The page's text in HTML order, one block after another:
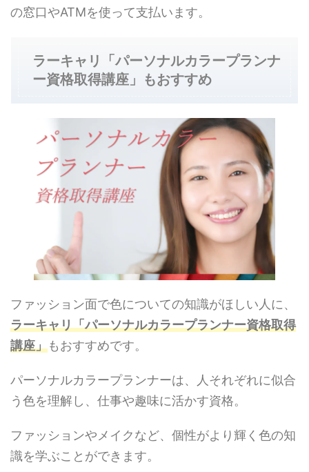
の窓口やATMを使って支払います。
ラーキャリ「パーソナルカラープランナ
ー資格取得講座」もおすすめ
ファッション面で色についての知識がほしい人に、
ラーキャリ「パーソナルカラープランナー資格取得
講座」もおすすめです。
パーソナルカラープランナーは、人それぞれに似合
う色を理解し、仕事や趣味に活かす資格。
ファッションやメイクなど、個性がより輝く色の知
識を学ぶことができます。